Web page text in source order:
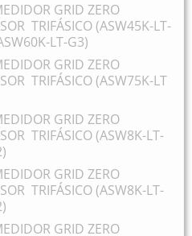
GRID ZERO
TRIFÁSICO (ASW45K-LT-
LT-G3)
GRID ZERO
TRIFÁSICO (ASW75K-LT
GRID ZERO
TRIFÁSICO (ASW8K-LT-
GRID ZERO
TRIFÁSICO (ASW8K-LT-
GRID ZERO